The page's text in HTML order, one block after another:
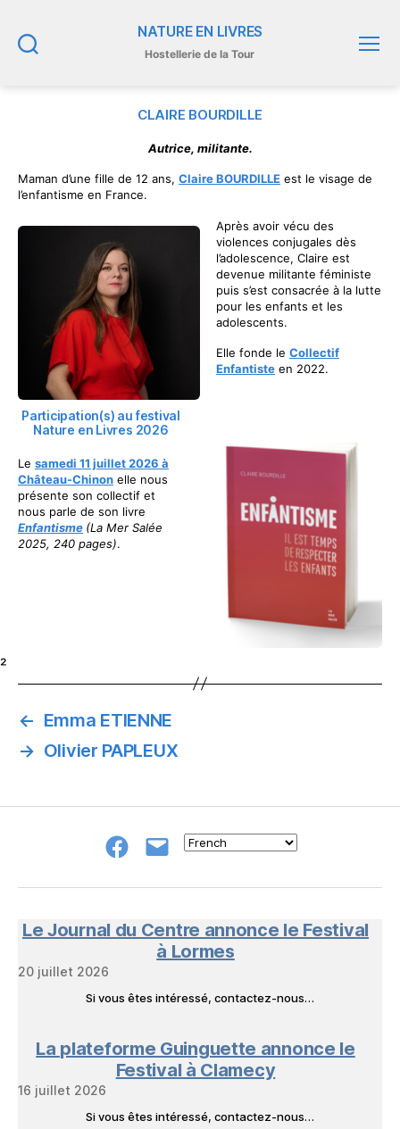
NATURE EN LIVRES
Hostellerie de la Tour
CLAIRE BOURDILLE
Autrice, militante.
Maman d’une fille de 12 ans, Claire BOURDILLE est le visage de
l’enfantisme en France.
Après avoir vécu des
violences conjugales dès
l’adolescence, Claire est
devenue militante féministe
puis s’est consacrée à la lutte
pour les enfants et les
adolescents.
Elle fonde le Collectif
Enfantiste en 2022.
Participation(s) au festival
Nature en Livres 2026
Le samedi 11 juillet 2026 à
Château-Chinon elle nous
présente son collectif et
nous parle de son livre
Enfantisme (La Mer Salée
2025, 240 pages).
²
← Emma ETIENNE
→ Olivier PAPLEUX
Groupe
NeL
E-
à
Livres
Le Journal du Centre annonce le Festival
à Lormes
20 juillet 2026
Si vous êtes intéressé, contactez-nous…
La plateforme Guinguette annonce le
Festival à Clamecy
16 juillet 2026
Si vous êtes intéressé, contactez-nous…